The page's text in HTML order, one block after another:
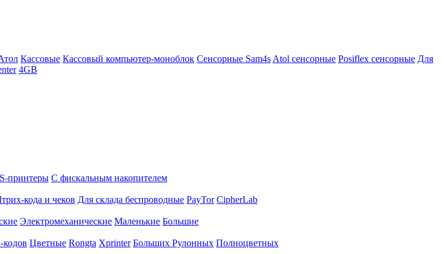
Кассовые Кассовый компьютер-моноблок Сенсорные Sam4s Atol сенсорные Posiflex сенсорные Для
4GB
принтеры С фискальным накопителем
кода и чеков Для склада беспроводные PayTor CipherLab
Электромеханические Маленькие Большие
кодов Цветные Rongta Xprinter Больших Рулонных Полноцветных